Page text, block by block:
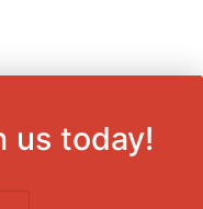
us today!